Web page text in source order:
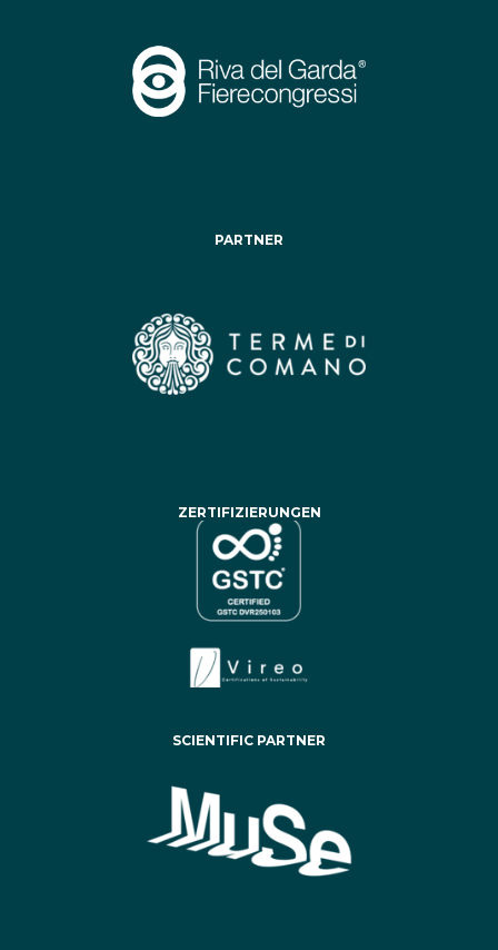
PARTNER
ZERTIFIZIERUNGEN
SCIENTIFIC PARTNER